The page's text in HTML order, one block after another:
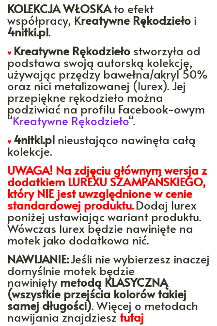
KOLEKCJA WŁOSKAto efekt
współpracy, Kreatywne Rękodzieło i
4nitki.pl.
♥ Kreatywne Rękodzieło stworzyła od
podstawa swoją autorską kolekcję,
używając przędzy bawełna/akryl 50%
oraz nici metalizowanej (lurex). Jej
przepiękne rękodzieło można
podziwiać na profilu Facebook-owym
“Kreatywne Rękodzieło“.
♥ 4nitki.pl nieustająco nawinęła całą
kolekcje.
UWAGA! Na zdjęciu głównym wersja z
dodatkiem LUREXU SZAMPAŃSKIEGO,
który NIE jest uwzględnione w cenie
standardowej produktu.Dodaj lurex
poniżej ustawiając wariant produktu.
Wówczas lurex będzie nawinięte na
motek jako dodatkowa nić.
NAWIJANIE:Jeśli nie wybierzesz inaczej
domyślnie motek będzie
nawinięty metodą KLASYCZNĄ
(wszystkie przejścia kolorów takiej
samej długości). Więcej o metodach
nawijania znajdziesz tutaj